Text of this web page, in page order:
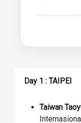
Day 1 : TAIPEI
Taiwan